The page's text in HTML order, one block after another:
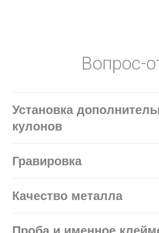
Вопрос-
Установка
кулонов
Гравировка
Качество металла